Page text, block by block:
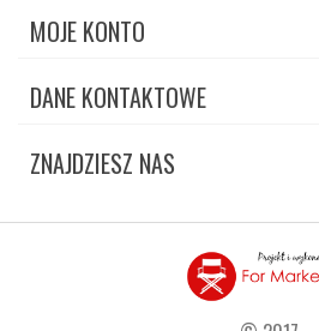
MOJE KONTO
DANE KONTAKTOWE
ZNAJDZIESZ NAS